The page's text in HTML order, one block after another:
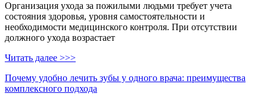
Организация ухода за пожилыми людьми требует учета
состояния здоровья, уровня самостоятельности и
необходимости медицинского контроля. При отсутствии
должного ухода возрастает
Читать далее >>>
Почему удобно лечить зубы у одного врача: преимущества
комплексного подхода